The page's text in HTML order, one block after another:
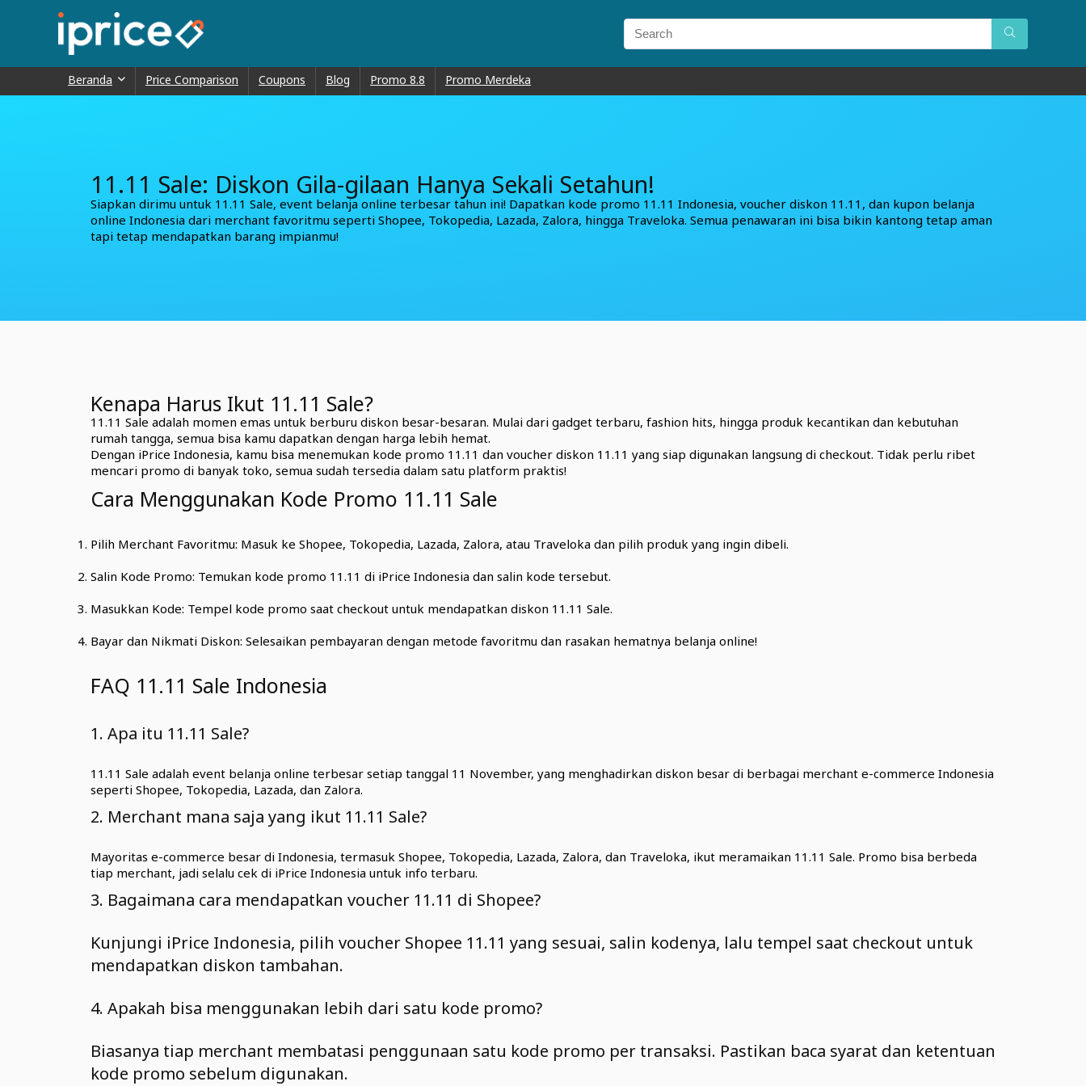
Beranda Price Comparison Coupons Blog Promo 8.8 Promo Merdeka
11.11 Sale: Diskon Gila-gilaan Hanya Sekali Setahun!
Siapkan dirimu untuk 11.11 Sale, event belanja online terbesar tahun ini! Dapatkan kode promo 11.11 Indonesia, voucher diskon 11.11, dan kupon belanja
online Indonesia dari merchant favoritmu seperti Shopee, Tokopedia, Lazada, Zalora, hingga Traveloka. Semua penawaran ini bisa bikin kantong tetap aman
tapi tetap mendapatkan barang impianmu!
Kenapa Harus Ikut 11.11 Sale?
11.11 Sale adalah momen emas untuk berburu diskon besar-besaran. Mulai dari gadget terbaru, fashion hits, hingga produk kecantikan dan kebutuhan
rumah tangga, semua bisa kamu dapatkan dengan harga lebih hemat.
Dengan iPrice Indonesia, kamu bisa menemukan kode promo 11.11 dan voucher diskon 11.11 yang siap digunakan langsung di checkout. Tidak perlu ribet
mencari promo di banyak toko, semua sudah tersedia dalam satu platform praktis!
Cara Menggunakan Kode Promo 11.11 Sale
Pilih Merchant Favoritmu: Masuk ke Shopee, Tokopedia, Lazada, Zalora, atau Traveloka dan pilih produk yang ingin dibeli.
Salin Kode Promo: Temukan kode promo 11.11 di iPrice Indonesia dan salin kode tersebut.
Masukkan Kode: Tempel kode promo saat checkout untuk mendapatkan diskon 11.11 Sale.
Bayar dan Nikmati Diskon: Selesaikan pembayaran dengan metode favoritmu dan rasakan hematnya belanja online!
FAQ 11.11 Sale Indonesia
1. Apa itu 11.11 Sale?
11.11 Sale adalah event belanja online terbesar setiap tanggal 11 November, yang menghadirkan diskon besar di berbagai merchant e-commerce Indonesia
seperti Shopee, Tokopedia, Lazada, dan Zalora.
2. Merchant mana saja yang ikut 11.11 Sale?
Mayoritas e-commerce besar di Indonesia, termasuk Shopee, Tokopedia, Lazada, Zalora, dan Traveloka, ikut meramaikan 11.11 Sale. Promo bisa berbeda
tiap merchant, jadi selalu cek di iPrice Indonesia untuk info terbaru.
3. Bagaimana cara mendapatkan voucher 11.11 di Shopee?
Kunjungi iPrice Indonesia, pilih voucher Shopee 11.11 yang sesuai, salin kodenya, lalu tempel saat checkout untuk
mendapatkan diskon tambahan.
4. Apakah bisa menggunakan lebih dari satu kode promo?
Biasanya tiap merchant membatasi penggunaan satu kode promo per transaksi. Pastikan baca syarat dan ketentuan
kode promo sebelum digunakan.